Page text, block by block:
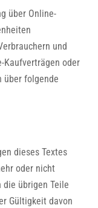
über Online-
und
Kaufverträgen oder
über folgende
dieses Textes
oder nicht
übrigen Teile
Gültigkeit davon